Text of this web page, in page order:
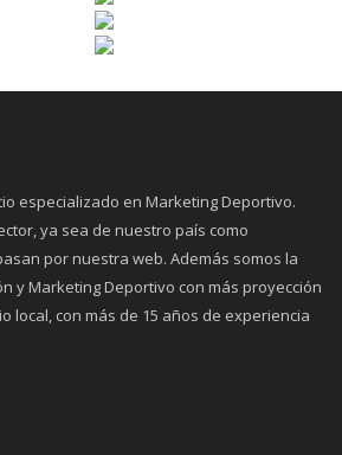
especializado en Marketing Deportivo.
ya sea de nuestro país como
por nuestra web. Además somos la
y Marketing Deportivo con más proyección
local, con más de 15 años de experiencia